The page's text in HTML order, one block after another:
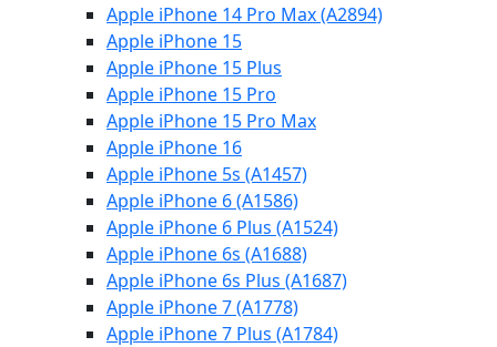
Apple iPhone 14 Pro Max (A2894)
Apple iPhone 15
Apple iPhone 15 Plus
Apple iPhone 15 Pro
Apple iPhone 15 Pro Max
Apple iPhone 16
Apple iPhone 5s (A1457)
Apple iPhone 6 (A1586)
Apple iPhone 6 Plus (A1524)
Apple iPhone 6s (A1688)
Apple iPhone 6s Plus (A1687)
Apple iPhone 7 (A1778)
Apple iPhone 7 Plus (A1784)